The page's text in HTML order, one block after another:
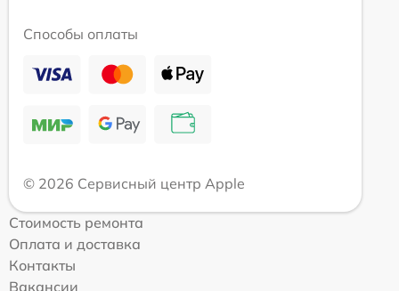
Способы оплаты
© 2026 Сервисный центр Apple
Стоимость ремонта
Оплата и доставка
Контакты
Вакансии